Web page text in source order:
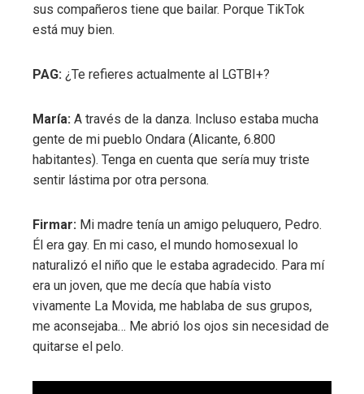
sus compañeros tiene que bailar. Porque TikTok
está muy bien.
PAG: ¿Te refieres actualmente al LGTBI+?
María: A través de la danza. Incluso estaba mucha
gente de mi pueblo Ondara (Alicante, 6.800
habitantes). Tenga en cuenta que sería muy triste
sentir lástima por otra persona.
Firmar: Mi madre tenía un amigo peluquero, Pedro.
Él era gay. En mi caso, el mundo homosexual lo
naturalizó el niño que le estaba agradecido. Para mí
era un joven, que me decía que había visto
vivamente La Movida, me hablaba de sus grupos,
me aconsejaba… Me abrió los ojos sin necesidad de
quitarse el pelo.